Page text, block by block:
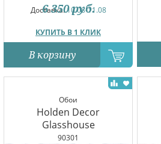
Доставка:10.08-11.08
КУПИТЬ В 1 КЛИК
6 350 руб.
В корзину
Обои
Holden Decor
Glasshouse
90301